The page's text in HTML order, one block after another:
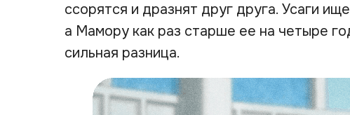
ссорятся и дразнят друг друга. Усаги
а Мамору как раз старше ее на четыре
сильная разница.